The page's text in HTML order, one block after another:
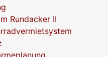
Rundacker II